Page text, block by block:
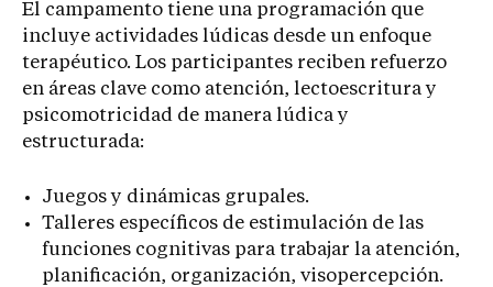
El campamento tiene una programación que
incluye actividades lúdicas desde un enfoque
terapéutico. Los participantes reciben refuerzo
en áreas clave como atención, lectoescritura y
psicomotricidad de manera lúdica y
estructurada:
Juegos y dinámicas grupales.
Talleres específicos de estimulación de las
funciones cognitivas para trabajar la atención,
planificación, organización, visopercepción.